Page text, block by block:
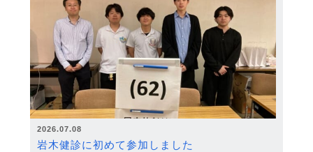
2026.07.08
岩木健診に初めて参加しました